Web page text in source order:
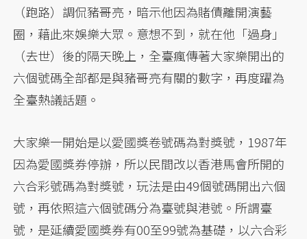
（跑路）調侃豬哥亮，暗示他因為賭債離開演藝
圈，藉此來娛樂大眾。意想不到，就在他「過身」
（去世）後的隔天晚上，全臺瘋傳著大家樂開出的
六個號碼全部都是與豬哥亮有關的數字，再度躍為
全臺熱議話題。
大家樂一開始是以愛國獎卷號碼為對獎號，1987年
因為愛國獎券停辦，所以民間改以香港馬會所開的
六合彩號碼為對獎號，玩法是由49個號碼開出六個
號，再依照這六個號碼分為臺號與港號。所謂臺
號，是延續愛國獎券有00至99號為基礎，以六合彩